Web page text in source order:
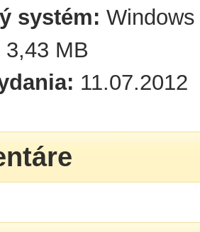
systém:
3,43 MB
11.07.2012